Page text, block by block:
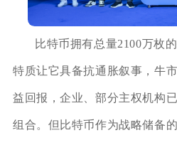
比特币拥有总量2100万枚
特质让它具备抗通胀叙事，牛
益回报，企业、部分主权机构
组合。但比特币作为战略储备